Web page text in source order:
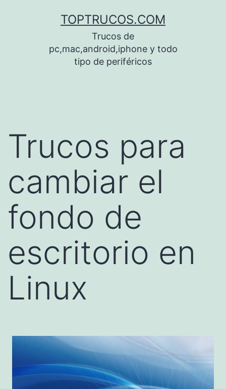
TOPTRUCOS.COM
Trucos de
pc,mac,android,iphone y todo
tipo de periféricos
Trucos para
cambiar el
fondo de
escritorio en
Linux